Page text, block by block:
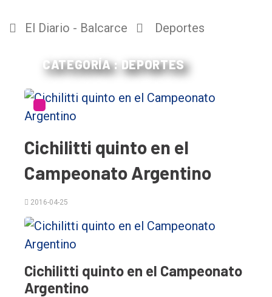
El
único
DIARIO
El Diario - Balcarce Deportes
CATEGORÍA : DEPORTES
Cichilitti quinto en el
Campeonato Argentino
2016-04-25
Cichilitti quinto en el Campeonato
Argentino